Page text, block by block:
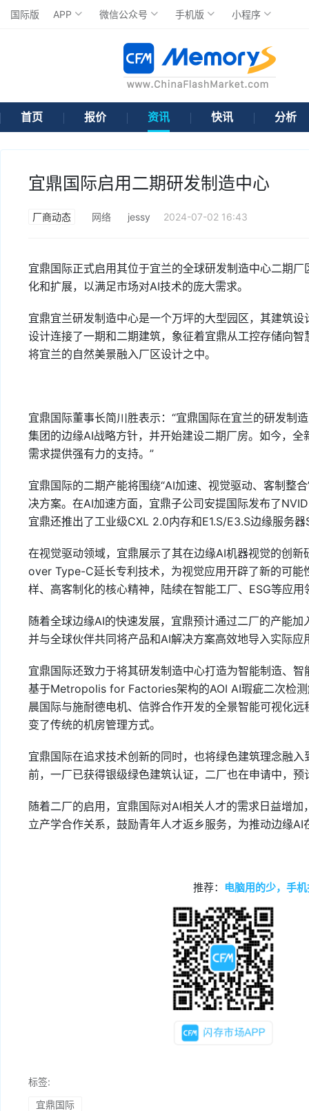
国际版 APP 微信公众号 手机版 小程序
首页 报价 资讯 快讯 分析
宜鼎国际启用二期研发制造中心
厂商动态 网络 jessy 2024-07-02 16:43
宜鼎国际正式启用其位于宜兰的全球研发制造中心二期
化和扩展，以满足市场对AI技术的庞大需求。
宜鼎宜兰研发制造中心是一个万坪的大型园区，其建筑
设计连接了一期和二期建筑，象征着宜鼎从工控存储向
将宜兰的自然美景融入厂区设计之中。
宜鼎国际董事长简川胜表示：“宜鼎国际在宜兰的研发
集团的边缘AI战略方针，并开始建设二期厂房。如今，
需求提供强有力的支持。”
宜鼎国际的二期产能将围绕“AI加速、视觉驱动、客制整
决方案。在AI加速方面，宜鼎子公司安提国际发布了
宜鼎还推出了工业级CXL 2.0内存和E1.S/E3.S边缘服务
在视觉驱动领域，宜鼎展示了其在边缘AI机器视觉的创
over Type-C延长专利技术，为视觉应用开辟了新的可
样、高客制化的核心精神，陆续在智能工厂、ESG等应
随着全球边缘AI的快速发展，宜鼎预计通过二厂的产能
并与全球伙伴共同将产品和AI解决方案高效地导入实际应
宜鼎国际还致力于将其研发制造中心打造为智能制造、
基于Metropolis for Factories架构的AOI AI瑕疵二次检
晨国际与施耐德电机、信骅合作开发的全景智能可视化
变了传统的机房管理方式。
宜鼎国际在追求技术创新的同时，也将绿色建筑理念融
前，一厂已获得银级绿色建筑认证，二厂也在申请中，
随着二厂的启用，宜鼎国际对AI相关人才的需求日益增
立产学合作关系，鼓励青年人才返乡服务，为推动边缘AI
推荐： 电脑用的少，手
标签:
宜鼎国际